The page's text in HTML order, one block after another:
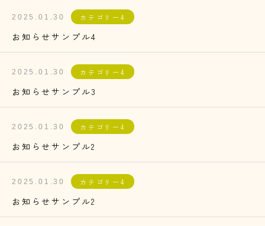
2025.01.30 カテゴリー4
お知らせサンプル4
2025.01.30 カテゴリー4
お知らせサンプル3
2025.01.30 カテゴリー4
お知らせサンプル2
2025.01.30 カテゴリー4
お知らせサンプル2